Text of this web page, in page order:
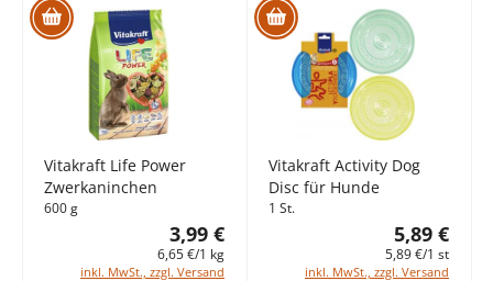
Vitakraft Life Power
Zwerkaninchen
600 g
3,99 €
6,65 €/1 kg
inkl. MwSt., zzgl. Versand
Vitakraft Activity Dog
Disc für Hunde
1 St.
5,89 €
5,89 €/1 st
inkl. MwSt., zzgl. Versand